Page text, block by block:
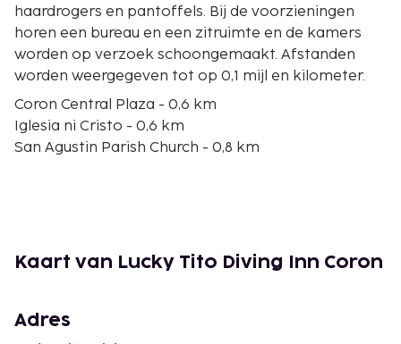
haardrogers en pantoffels. Bij de voorzieningen
horen een bureau en een zitruimte en de kamers
worden op verzoek schoongemaakt. Afstanden
worden weergegeven tot op 0,1 mijl en kilometer.
Coron Central Plaza - 0,6 km
Iglesia ni Cristo - 0,6 km
San Agustin Parish Church - 0,8 km
Dipulao Mangove - 4 km
Maquinit-warmwaterbron - 5,2 km
Kingfisher Park - 14,8 km
Kaart van Lucky Tito Diving Inn Coron
Adres